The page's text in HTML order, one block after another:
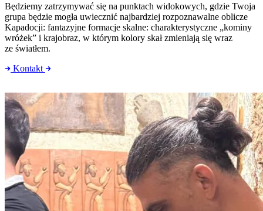
Będziemy zatrzymywać się na punktach widokowych, gdzie Twoja
grupa będzie mogła uwiecznić najbardziej rozpoznawalne oblicze
Kapadocji: fantazyjne formacje skalne: charakterystyczne „kominy
wróżek” i krajobraz, w którym kolory skał zmieniają się wraz
ze światłem.
Kontakt